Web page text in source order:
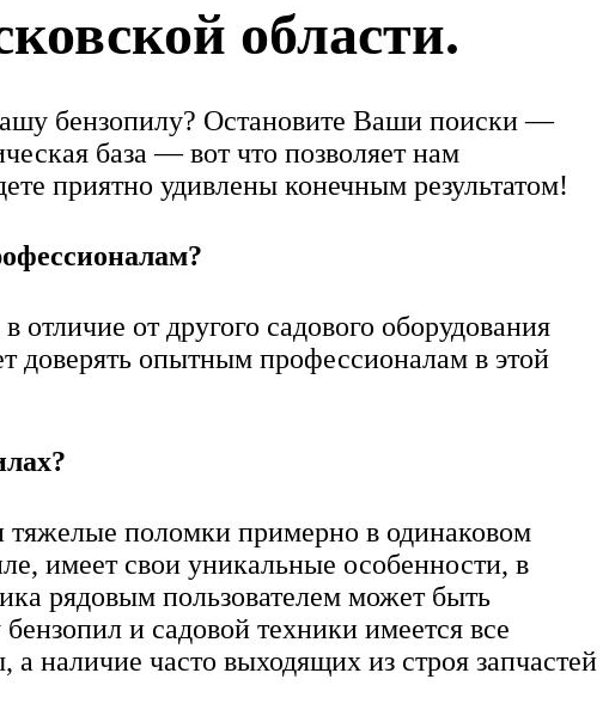
области.
бензопилу? Остановите Ваши поиски —
база — вот что позволяет нам
приятно удивлены конечным результатом!
от другого садового оборудования
доверять опытным профессионалам в этой
тяжелые поломки примерно в одинаковом
имеет свои уникальные особенности, в
рядовым пользователем может быть
и садовой техники имеется все
наличие часто выходящих из строя запчастей